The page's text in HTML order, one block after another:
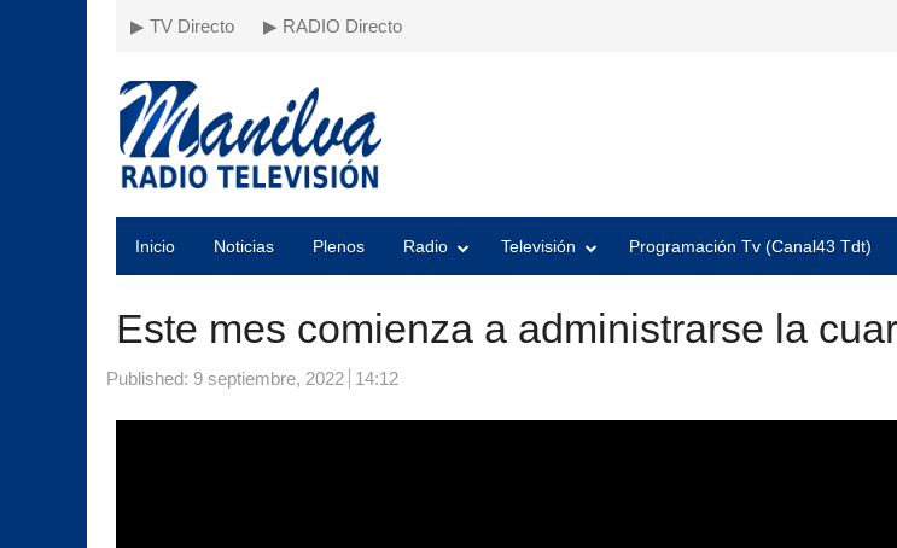
▶ TV Directo ▶ RADIO Directo
Inicio Noticias Plenos Radio Televisión Programación Tv (Canal43 Tdt)
Este mes comienza a administrarse la
Published: 9 septiembre, 2022 14:12